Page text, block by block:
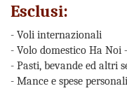
Esclusi:
- Voli internazionali
- Volo domestico Ha Noi
- Pasti, bevande ed altri
- Mance e spese